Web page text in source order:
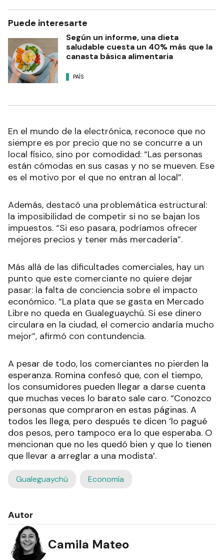
Puede interesarte
Según un informe, una dieta
saludable cuesta un 40% más que la
canasta básica alimentaria
PAÍS
En el mundo de la electrónica, reconoce que no
siempre es por precio que no se concurre a un
local físico, sino por comodidad: “Las personas
están cómodas en sus casas y no se mueven. Ese
es el motivo por el que no entran al local”.
Además, destacó una problemática estructural:
la imposibilidad de competir si no se bajan los
impuestos. “Si eso pasara, podríamos ofrecer
mejores precios y tener más mercadería”.
Más allá de las dificultades comerciales, hay un
punto que este comerciante no quiere dejar
pasar: la falta de conciencia sobre el impacto
económico. “La plata que se gasta en Mercado
Libre no queda en Gualeguaychú. Si ese dinero
circulara en la ciudad, el comercio andaría mucho
mejor”, afirmó con contundencia.
A pesar de todo, los comerciantes no pierden la
esperanza. Romina confesó que, con el tiempo,
los consumidores pueden llegar a darse cuenta
que muchas veces lo barato sale caro. “Conozco
personas que compraron en estas páginas. A
todos les llega, pero después te dicen ‘lo pagué
dos pesos, pero tampoco era lo que esperaba. O
mencionan que no les quedó bien y que lo tienen
que llevar a arreglar a una modista’.
Gualeguaychú Economía
Autor
Camila Mateo